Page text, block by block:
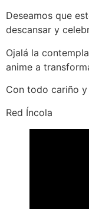
Deseamos que
descansar y
Ojalá la
anime a
Con todo cariño
Red Íncola